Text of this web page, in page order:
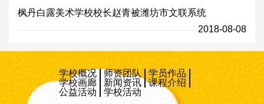
枫丹白露美术学校校长赵青被潍坊市文联系统
2018-08-08
学校概况 师资团队
学员作品
学校画廊
新闻资讯
课程介绍
公益活动
学校活动